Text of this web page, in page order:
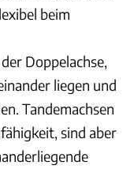
beim
Doppelachse,
liegen und
Tandemachsen
sind aber